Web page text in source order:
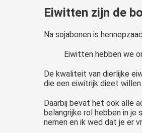
Eiwitten zijn de
Na sojabonen is
Eiwitten hebben we
De kwaliteit van dierlijke
die een eiwitrijk dieet
Daarbij bevat het ook alle
belangrijke rol hebben in je
nemen en ik wed dat je er